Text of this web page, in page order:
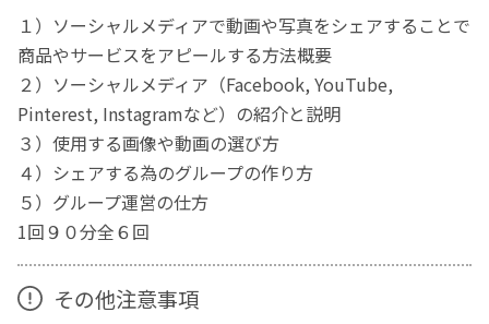
１）ソーシャルメディアで動画や写真をシェアすることで
商品やサービスをアピールする方法概要
２）ソーシャルメディア（Facebook, YouTube,
Pinterest, Instagramなど）の紹介と説明
３）使用する画像や動画の選び方
４）シェアする為のグループの作り方
５）グループ運営の仕方
1回９０分全６回
その他注意事項